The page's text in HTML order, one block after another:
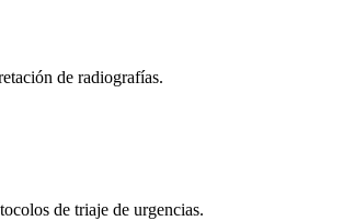
de radiografías.
de triaje de urgencias.